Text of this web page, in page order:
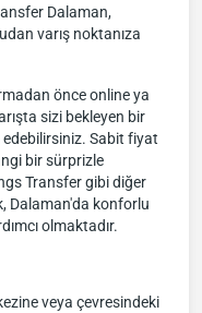
Dalaman,
varış noktanıza
önce online ya
sizi bekleyen bir
Sabit fiyat
bir sürprizle
Transfer gibi diğer
Dalaman'da konforlu
olmaktadır.
veya çevresindeki